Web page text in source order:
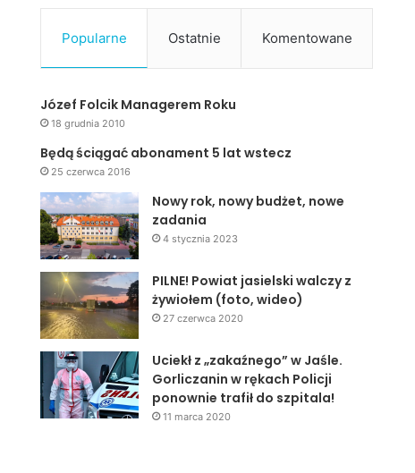
Popularne Ostatnie Komentowane
Józef Folcik Managerem Roku
18 grudnia 2010
Będą ściągać abonament 5 lat wstecz
25 czerwca 2016
Nowy rok, nowy budżet, nowe
zadania
4 stycznia 2023
PILNE! Powiat jasielski walczy z
żywiołem (foto, wideo)
27 czerwca 2020
Uciekł z „zakaźnego” w Jaśle.
Gorliczanin w rękach Policji
ponownie trafił do szpitala!
11 marca 2020